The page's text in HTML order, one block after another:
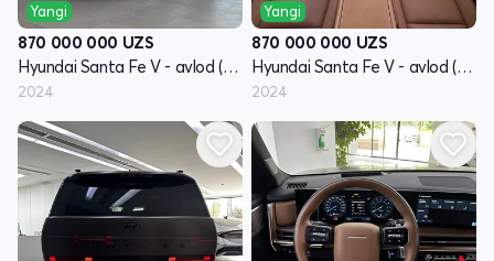
Yangi
870 000 000 UZS
Hyundai Santa Fe V - avlod (MX5)
2024
Yangi
870 000 000 UZS
Hyundai Santa Fe V - avlod (MX5)
2024